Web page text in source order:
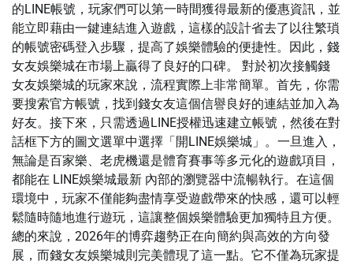
的LINE帳號，玩家們可以第一時間獲得最新的優惠資訊，並
能立即藉由一鍵連結進入遊戲，這樣的設計省去了以往繁瑣
的帳號密碼登入步驟，提高了娛樂體驗的便捷性。因此，錢
女友娛樂城在市場上贏得了良好的口碑。 對於初次接觸錢
女友娛樂城的玩家來說，流程實際上非常簡單。首先，你需
要搜索官方帳號，找到錢女友這個信譽良好的連結並加入為
好友。接下來，只需透過LINE授權迅速建立帳號，然後在對
話框下方的圖文選單中選擇「開LINE娛樂城」。一旦進入，
無論是百家樂、老虎機還是體育賽事等多元化的遊戲項目，
都能在 LINE娛樂城最新 內部的瀏覽器中流暢執行。在這個
環境中，玩家不僅能夠盡情享受遊戲帶來的快感，還可以輕
鬆隨時隨地進行遊玩，這讓整個娛樂體驗更加獨特且方便。
總的來說，2026年的博弈趨勢正在向簡約與高效的方向發
展，而錢女友娛樂城則完美體現了這一點。它不僅為玩家提